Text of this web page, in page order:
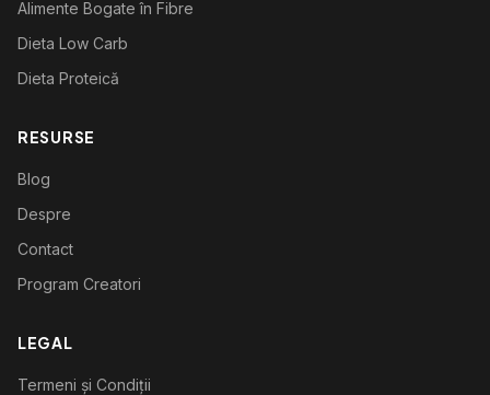
Alimente Bogate în Fibre
Dieta Low Carb
Dieta Proteică
RESURSE
Blog
Despre
Contact
Program Creatori
LEGAL
Termeni și Condiții